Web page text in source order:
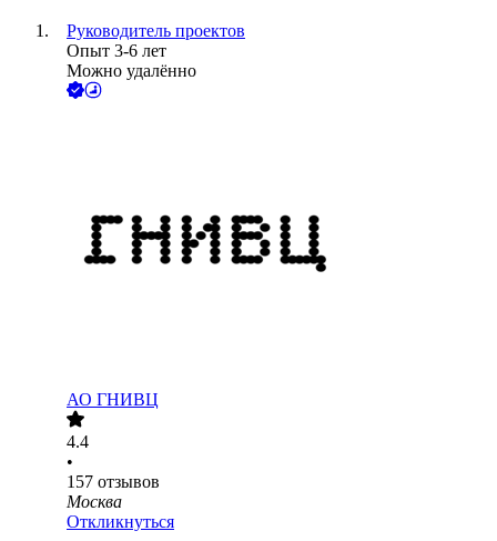
Руководитель проектов
Опыт 3-6 лет
Можно удалённо
АО ГНИВЦ
4.4
•
157 отзывов
Москва
Откликнуться